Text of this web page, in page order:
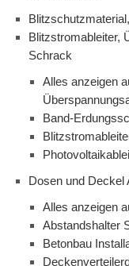
Blitzstromableiter,
Schrack
Alles anzeigen
Band-
Dosen und Deckel
Alles anzeigen
Abstandshalter
Betonbau